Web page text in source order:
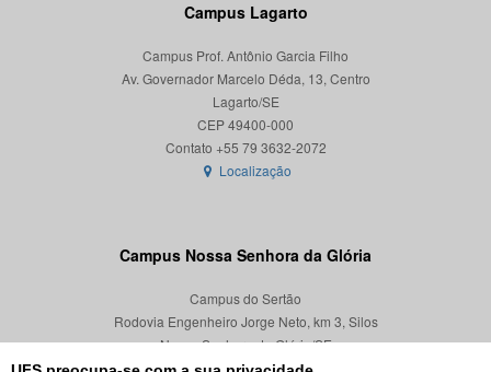
Campus Lagarto
Campus Prof. Antônio Garcia Filho
Av. Governador Marcelo Déda, 13, Centro
Lagarto/SE
CEP 49400-000
Localização
Campus Nossa Senhora da Glória
Campus do Sertão
Rodovia Engenheiro Jorge Neto, km 3, Silos
Nossa Senhora da Glória/SE
CEP 49680-000